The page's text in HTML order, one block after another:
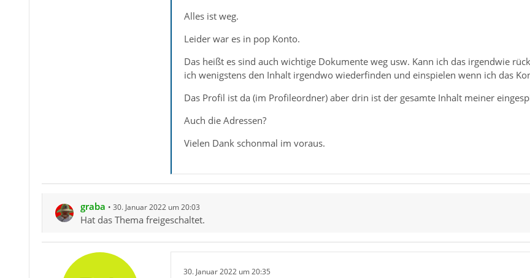
Alles ist weg.
Leider war es in pop Konto.
Das heißt es sind auch wichtige Dokumente weg usw. Kann ich das irgendwie
ich wenigstens den Inhalt irgendwo wiederfinden und einspielen wenn ich das
Das Profil ist da (im Profileordner) aber drin ist der gesamte Inhalt meiner
Auch die Adressen?
Vielen Dank schonmal im voraus.
graba 30. Januar 2022 um 20:03
Hat das Thema freigeschaltet.
30. Januar 2022 um 20:35